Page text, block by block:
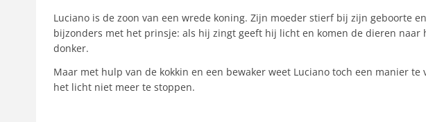
Luciano is de zoon van een wrede koning. Zijn moeder stierf bij zijn geboorte
bijzonders met het prinsje: als hij zingt geeft hij licht en komen de dieren
donker.
Maar met hulp van de kokkin en een bewaker weet Luciano toch een manier
het licht niet meer te stoppen.